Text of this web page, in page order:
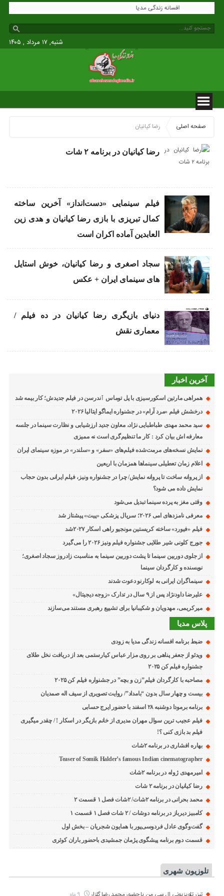
افسانه زندگی مدیا
شنبه, ۱۷ مرداد , ۱۴۰۵
صفحه اصلی رضا کیانیان
رضا کیانیان در برنامه ۲ شات
فیلم سینمایی «دست‌انداز» آخرین ساخته
کمال تبریزی با بازی رضا کیانیان و هدی زین
العابدین آماده اکران است
سجاد اصغری و رضا کیانیان، خوش استایل
های سینمای ایران + عکس
دنیای بازیگری رضا کیانیان در ده فیلم /
معماری نقش
آخرین اخبار
همراهی مارتین اسکورسیزی با پل توماس ٱندرسن در فیلم جدیدش؛ کار بیمه شد
درخشش فیلم «مرد آرام» در جشنواره ایماگو ایتالیا ۲۰۲۶
سید محمد مهدی طباطبایی نژاد، معاون جدید ارزشیابی و نظارت سینما در جلسه
معارفه اش بیان کرد : کار ما تنظیم‌گری است نه ممیزی
نمایش نسخه‌های مرمت‌شده فیلم‌های «سفر» و «سلندر» در موزه سینمای ایران
اعلام زمان تعطیلی سینماها همزمان با اربعین
از پروانه ساخت تا پروانه نمایش/ چرا در جشنواره ونیز، فیلم ایرانی بدون حجاب
نمایش داده می شود؟
وقتی مغز به پرده سینما تبدیل می‌شود
معرفی نامزدهای امی ۲۰۲۶؛ سریال پزشکی «پیت» پیشتاز شد
فیلم «فیورد» ساخته کریستین مونجیو راهی اسکار ۲۰۲۷شد
جورج کلونی شیر طلایی جشنواره فیلم ونیز ۲۰۲۶ را می‌گیرد
از جلوی دوربین سینما تا پشت دوربین سینما به مناسبت زادروز سجاد اصغری؛
نویسنده و کارگردان سینما
سینماگران ایرانی به لوکارنو دعوت شدند
علیرضا داودنژاد پس از ۹ سال در تدارک «زوجه دیجیتال»
میرکریمی، مهدویان و شکیبانیا برای تشییع رهبری مستند می‌سازند
پلاس مدیا
ضبط برنامه افسانه زندگی مدیا به زودی
ویدئو از جعفر پناهی بر روی مزار عباس کیارستمی بعد از دریافت نخل طلای
جشنواره فیلم کن ۲۰۲۵
مصاحبه با کارگردان فیلم”زن و بچه” در جشنواره فیلم کن ۲۰۲۵
بیست و چهار سال بدون “بامداد”/ روایت تصویری از سیف اله صمدیان
برنامه برمودا دوشنبه ۲۸ اسفند با حضور ایرج حسابی
فیلم عجیب ترین سوال مهران مدیری از خانم بازیگر در اسکار ! / چقدر میگیری
فیلم بد بازی کنی ؟!
بهاره افشاری در برنامه ۲شات
Teaser of Somik Halder’s famous Indian cinematographer
امیرمهدی ژوله در برنامه ۲شات
رضا کیانیان در برنامه ۲ شات
محمد بحرانی در برنامه ۲شات/ ۲شات فصل ۱ قسمت ۲
کامبیز دیرباز در برنامه دوشات / ۲ شات فصل ۱ قسمت ۱
گفت‌وگوی عادل فردوسی‌پور با همایون شجریان – بخش اول
قسمت دوم برنامه پیشگوی پژمان جمشیدی باحضور باران کوثری
تلوزیون شهری